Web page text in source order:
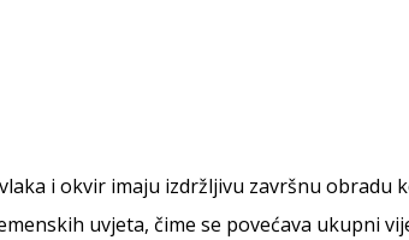
i okvir imaju izdržljivu završnu obradu
uvjeta, čime se povećava ukupni